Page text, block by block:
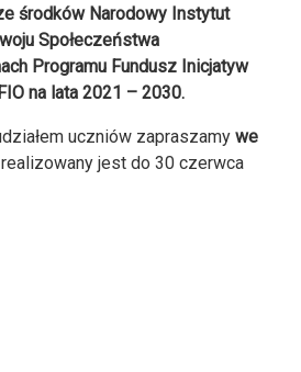
środków Narodowy Instytut
Społeczeństwa
Programu Fundusz Inicjatyw
na lata 2021 – 2030.
uczniów zapraszamy we
jest do 30 czerwca